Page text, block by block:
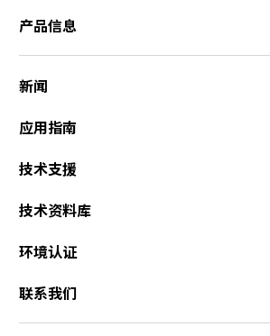
产品信息
新闻
应用指南
技术支援
技术资料库
环境认证
联系我们